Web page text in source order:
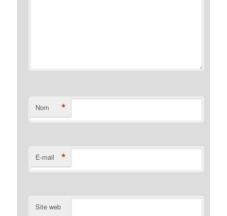
Nom *
E-mail *
Site web